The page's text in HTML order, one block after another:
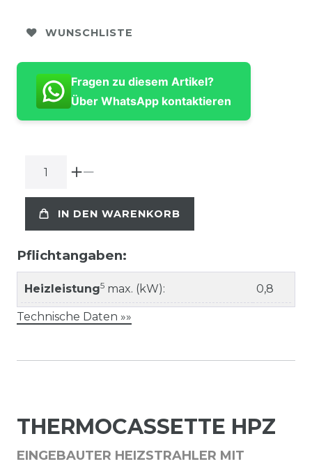
WUNSCHLISTE
Fragen zu diesem Artikel?
Über WhatsApp kontaktieren
IN DEN WARENKORB
Pflichtangaben:
Heizleistung5 max. (kW): 0,8
Technische Daten »»
THERMOCASSETTE HPZ
EINGEBAUTER HEIZSTRAHLER MIT